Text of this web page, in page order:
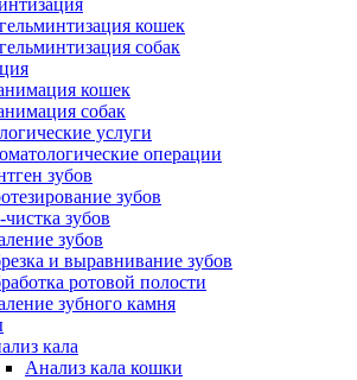
кошек
собак
кошек
собак
услуги
операции
зубов
зубов
зубов
зубов
и выравнивание зубов
ротовой полости
зубного камня
кала
Анализ кала кошки